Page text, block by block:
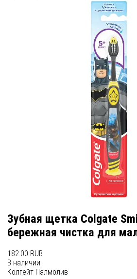
Зубная щетка Colgate
бережная чистка для
182.00 RUB
В наличии
Колгейт-Палмолив